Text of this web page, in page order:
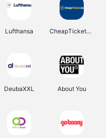
Lufthansa CheapTickets.be
DeubaXXL About You